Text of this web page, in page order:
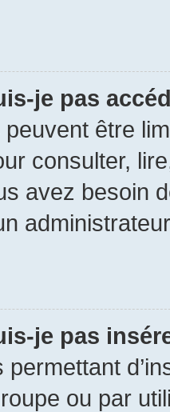
je pas
être
consulter,
avez besoin
je pas
permettant
ou par